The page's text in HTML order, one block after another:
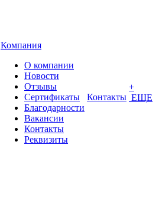
Компания
О компании
Новости
Отзывы
Сертификаты
Благодарности
Вакансии
Контакты
Реквизиты
Контакты
+
ЕЩЕ